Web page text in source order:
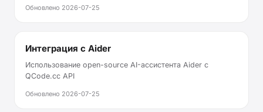
Обновлено 2026-07-25
Интеграция с Aider
Использование open-source AI-ассистента Aider с
QCode.cc API
Обновлено 2026-07-25